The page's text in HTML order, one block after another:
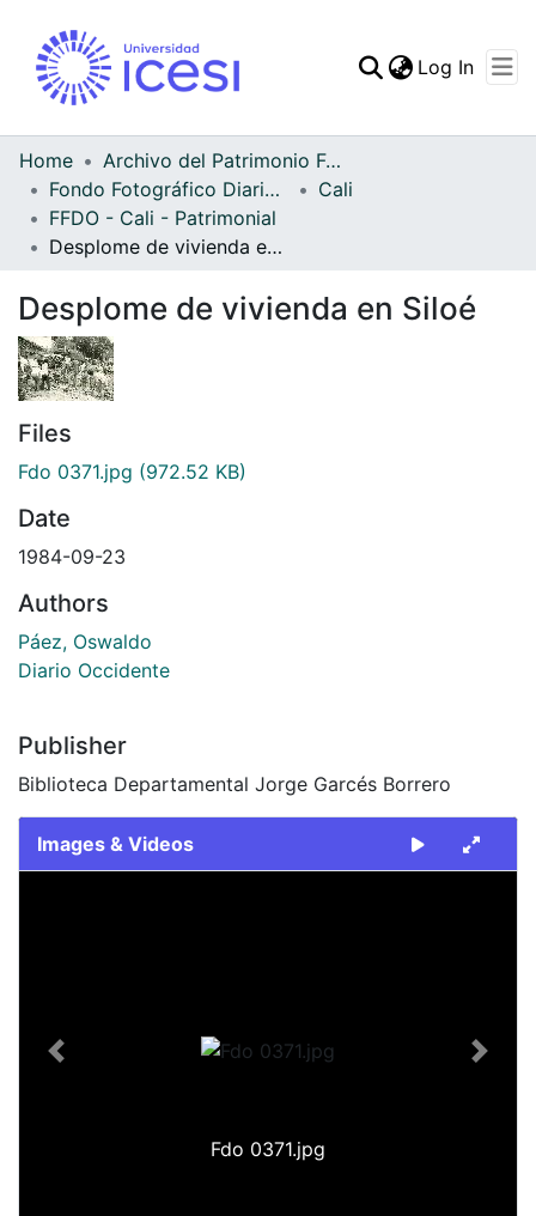
Statistics
Log In
Home
Archivo del Patrimonio Fotográfico y Fílmico del Valle del Cauca
Fondo Fotográfico Diario Occidente
Cali
FFDO - Cali - Patrimonial
Desplome de vivienda en Siloé
Desplome de vivienda en Siloé
Files
Fdo 0371.jpg (972.52 KB)
Date
1984-09-23
Authors
Páez, Oswaldo
Diario Occidente
Publisher
Biblioteca Departamental Jorge Garcés Borrero
Images & Videos
Fdo 0371.jpg
Previous Next